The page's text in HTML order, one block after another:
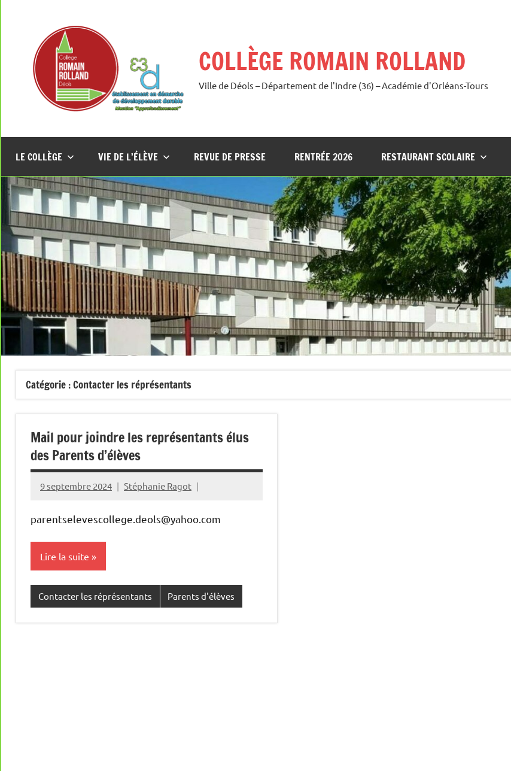
COLLÈGE ROMAIN ROLLAND
Ville de Déols – Département de l'Indre (36) – Académie d'Orléans-Tours
LE COLLÈGE VIE DE L’ÉLÈVE REVUE DE PRESSE RENTRÉE 2026 RESTAURANT SCOLAIRE
Catégorie :Contacter les réprésentants
Mail pour joindre les représentants élus
des Parents d’élèves
9 septembre 2024 Stéphanie Ragot
parentselevescollege.deols@yahoo.com
Lire la suite
Contacter les réprésentants Parents d'élèves